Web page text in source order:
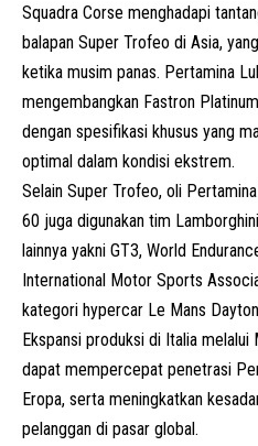
Squadra Corse menghadapi
balapan Super Trofeo di Asia,
ketika musim panas. Pertamina
mengembangkan Fastron
dengan spesifikasi khusus yang
optimal dalam kondisi ekstrem.
Selain Super Trofeo, oli
60 juga digunakan tim
lainnya yakni GT3, World
International Motor Sports
kategori hypercar Le Mans
Ekspansi produksi di Italia melalui
dapat mempercepat penetrasi
Eropa, serta meningkatkan
pelanggan di pasar global.